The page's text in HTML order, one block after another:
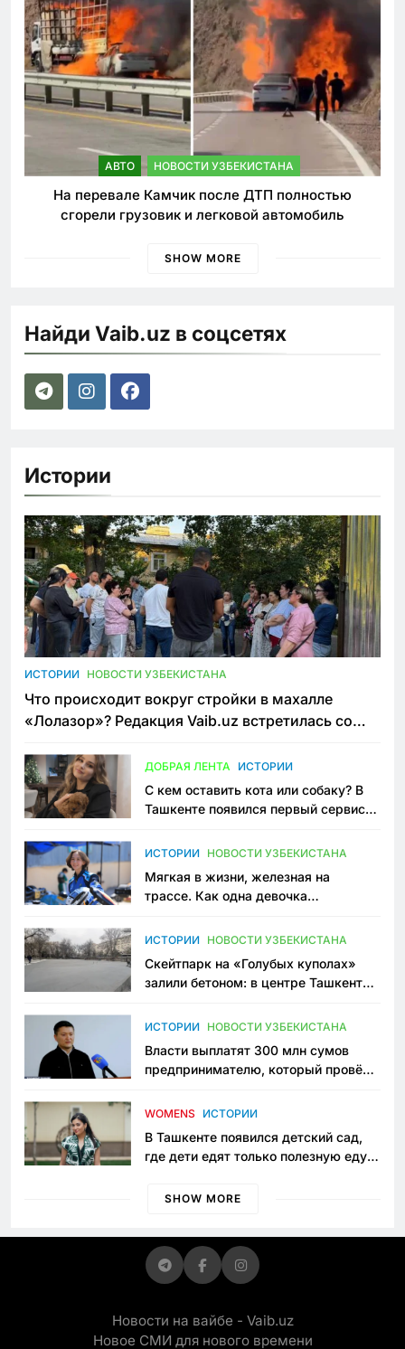
АВТО НОВОСТИ УЗБЕКИСТАНА
На перевале Камчик после ДТП полностью
сгорели грузовик и легковой автомобиль
SHOW MORE
Найди Vaib.uz в соцсетях
Истории
ИСТОРИИ НОВОСТИ УЗБЕКИСТАНА
Что происходит вокруг стройки в махалле
«Лолазор»? Редакция Vaib.uz встретилась со
ДОБРАЯ ЛЕНТА ИСТОРИИ
С кем оставить кота или собаку? В
Ташкенте появился первый сервис
ИСТОРИИ НОВОСТИ УЗБЕКИСТАНА
Мягкая в жизни, железная на
трассе. Как одна девочка
Узбекистане
ИСТОРИИ НОВОСТИ УЗБЕКИСТАНА
Скейтпарк на «Голубых куполах»
залили бетоном: в центре Ташкента
пространство
ИСТОРИИ НОВОСТИ УЗБЕКИСТАНА
Власти выплатят 300 млн сумов
предпринимателю, который провёл
приговору
WOMENS ИСТОРИИ
В Ташкенте появился детский сад,
где дети едят только полезную еду.
просить «кашу без сахара»
SHOW MORE
Новости на вайбе - Vaib.uz
Новое СМИ для нового времени